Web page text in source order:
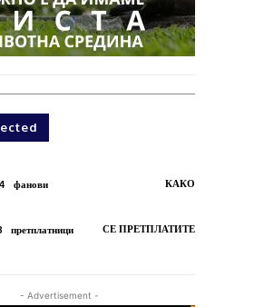
фанови КАКО
претплатници СЕ ПРЕТПЛАТИТЕ
- Advertisement -